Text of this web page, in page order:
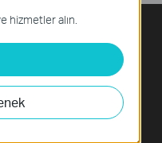
Noktaları
/ E-Ticaret
Sub-Distributor
hizmetler alın.